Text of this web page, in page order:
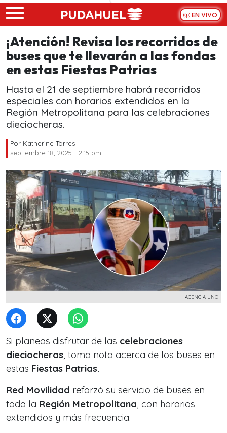
Skip to main content
EN VIVO
¡Atención! Revisa los recorridos de
buses que te llevarán a las fondas
en estas Fiestas Patrias
Hasta el 21 de septiembre habrá recorridos
especiales con horarios extendidos en la
Región Metropolitana para las celebraciones
dieciocheras.
Por Katherine Torres
septiembre 18, 2025 - 2:15 pm
AGENCIA UNO
Si planeas disfrutar de las celebraciones
dieciocheras, toma nota acerca de los buses en
estas Fiestas Patrias.
Red Movilidad reforzó su servicio de buses en
toda la Región Metropolitana, con horarios
extendidos y más frecuencia.